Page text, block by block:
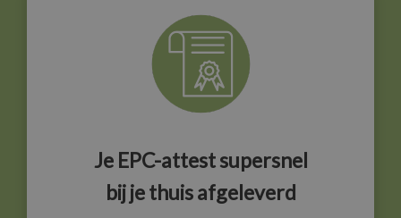
Je EPC-attest supersnel
bij jethuis afgeleverd